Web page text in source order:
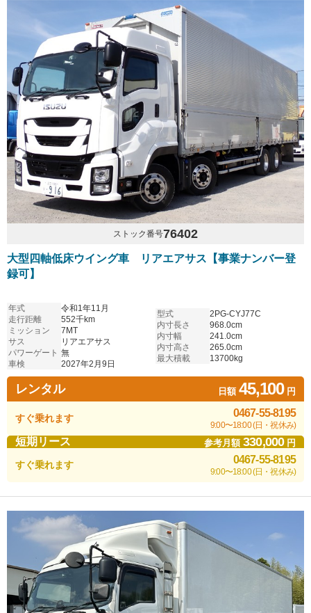
ストック番号76402
大型四軸低床ウイング車 リアエアサス【事業ナンバー登
録可】
年式
令和1年11月
走行距離
552千km
ミッション
7MT
サス
リアエアサス
パワーゲート 無
車検
2027年2月9日
型式
2PG-CYJ77C
内寸長さ
968.0cm
内寸幅
241.0cm
内寸高さ
265.0cm
最大積載
13700kg
レンタル 日額45,100円
すぐ乗れます 0467-55-8195
9:00〜18:00 (日・祝休み)
短期リース 参考月額330,000円
すぐ乗れます 0467-55-8195
9:00〜18:00 (日・祝休み)